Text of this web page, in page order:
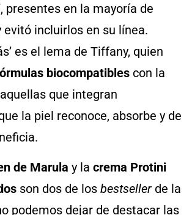
presentes en la mayoría de
evitó incluirlos en su línea.
es el lema de Tiffany, quien
biocompatibles con la
que integran
la piel reconoce, absorbe y de
de Marula y la crema Protini
son dos de los bestseller de la
podemos dejar de destacar las